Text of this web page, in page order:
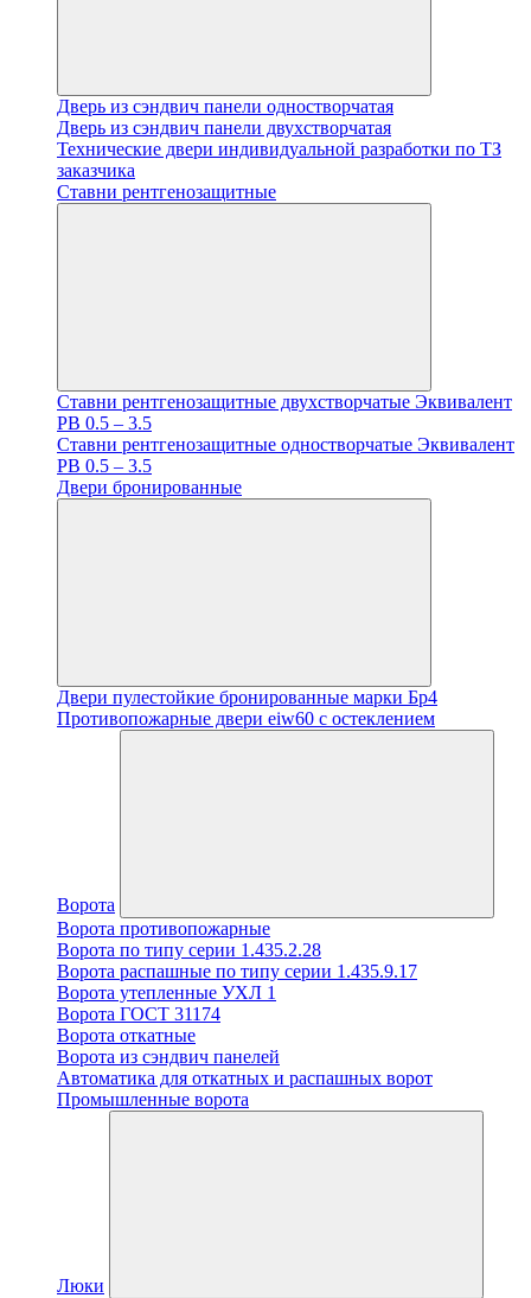
Дверь из сэндвич панели одностворчатая
Дверь из сэндвич панели двухстворчатая
Технические двери индивидуальной разработки по ТЗ
заказчика
Ставни рентгенозащитные
Ставни рентгенозащитные двухстворчатые Эквивалент
PB 0.5 – 3.5
Ставни рентгенозащитные одностворчатые Эквивалент
PB 0.5 – 3.5
Двери бронированные
Двери пулестойкие бронированные марки Бр4
Противопожарные двери eiw60 с остеклением
Ворота
Ворота противопожарные
Ворота по типу серии 1.435.2.28
Ворота распашные по типу серии 1.435.9.17
Ворота утепленные УХЛ 1
Ворота ГОСТ 31174
Ворота откатные
Ворота из сэндвич панелей
Автоматика для откатных и распашных ворот
Промышленные ворота
Люки